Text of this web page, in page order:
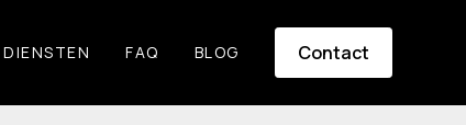
DIENSTEN FAQ BLOG Contact